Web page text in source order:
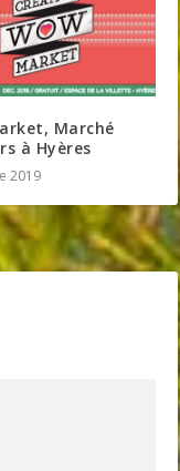
Marché
à Hyères
2019